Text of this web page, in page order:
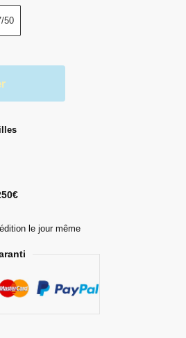
50
le jour même